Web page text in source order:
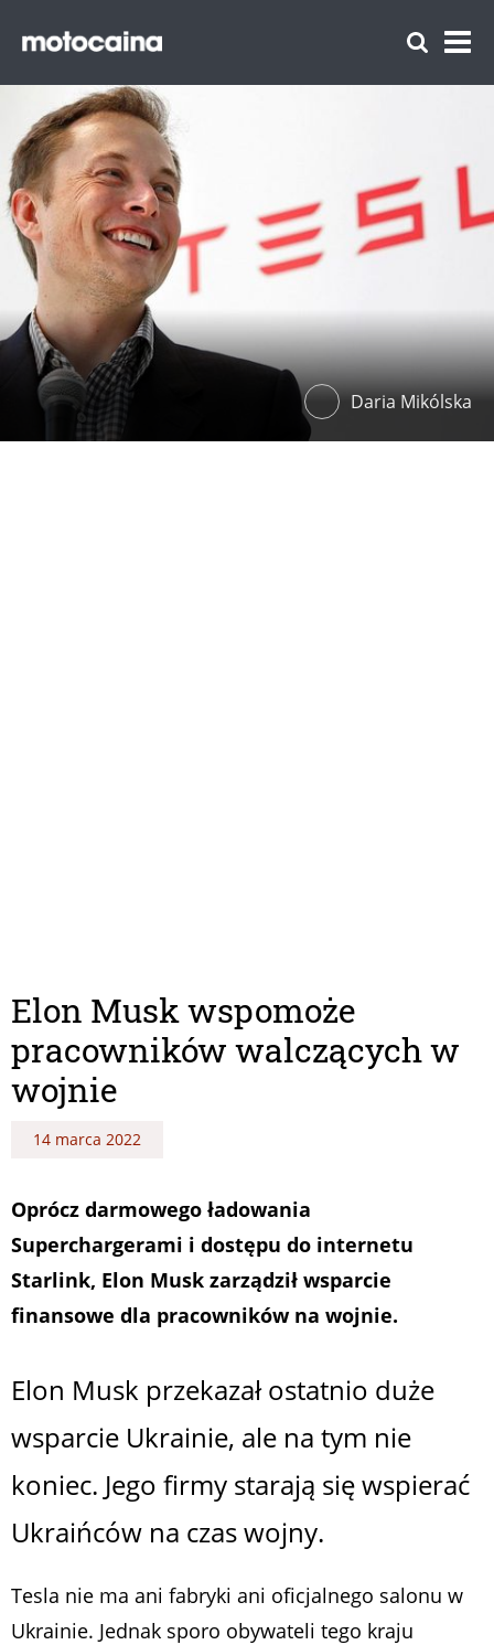
Daria Mikólska
Elon Musk wspomoże
pracowników walczących w
wojnie
14 marca 2022
Oprócz darmowego ładowania
Superchargerami i dostępu do internetu
Starlink, Elon Musk zarządził wsparcie
finansowe dla pracowników na wojnie.
Elon Musk przekazał ostatnio duże
wsparcie Ukrainie, ale na tym nie
koniec. Jego firmy starają się wspierać
Ukraińców na czas wojny.
Tesla nie ma ani fabryki ani oficjalnego salonu w
Ukrainie. Jednak sporo obywateli tego kraju